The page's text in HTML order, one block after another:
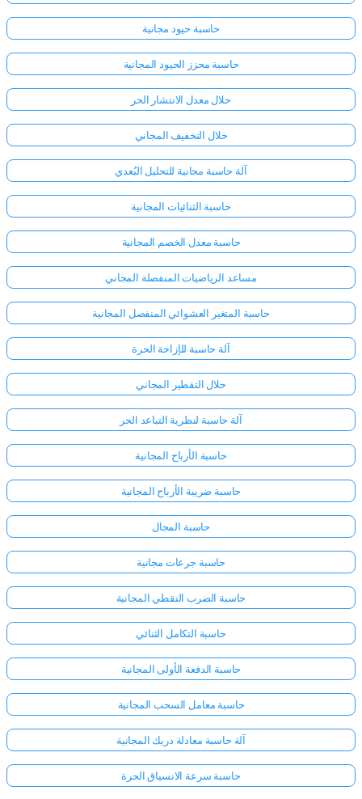
سجّل
الدخول
الدعم:
حاسبة حيود مجانية
حاسبة محزز الحيود المجانية
حلال معدل الانتشار الحر
حلال التخفيف المجاني
آلة حاسبة مجانية للتحليل البُعدي
حاسبة الثنائيات المجانية
حاسبة معدل الخصم المجانية
مساعد الرياضيات المنفصلة المجاني
حاسبة المتغير العشوائي المنفصل المجانية
آلة حاسبة للإزاحة الحرة
حلال التقطير المجاني
آلة حاسبة لنظرية التباعد الحر
حاسبة الأرباح المجانية
حاسبة ضريبة الأرباح المجانية
حاسبة المجال
حاسبة جرعات مجانية
حاسبة الضرب النقطي المجانية
حاسبة التكامل الثنائي
حاسبة الدفعة الأولى المجانية
حاسبة معامل السحب المجانية
آلة حاسبة معادلة دريك المجانية
حاسبة سرعة الانسياق الحرة